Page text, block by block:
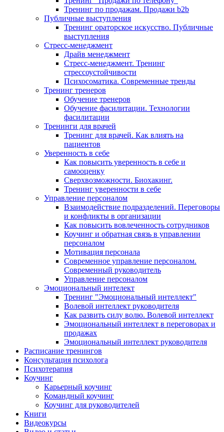
Тренинг по продажам. Продажи b2b
Публичные выступления
Тренинг ораторское искусство. Публичные
выступления
Стресс-менеджмент
Драйв менеджмент
Стресс-менеджмент. Тренинг
стрессоустойчивости
Психосоматика. Современные тренды
Тренинг тренеров
Обучение тренеров
Обучение фасилитации. Технологии
фасилитации
Тренинги для врачей
Тренинг для врачей. Как влиять на
пациентов
Уверенность в себе
Как повысить уверенность в себе и
самооценку
Сверхвозможности. Биохакинг.
Тренинг уверенности в себе
Управление персоналом
Взаимодействие подразделений. Переговоры
и конфликты в организации
Как повысить вовлеченность сотрудников
Коучинг и обратная связь в управлении
персоналом
Мотивация персонала
Современное управление персоналом.
Современный руководитель
Управление персоналом
Эмоциональный интелект
Тренинг "Эмоциональный интеллект"
Волевой интеллект руководителя
Как развить силу волю. Волевой интеллект
Эмоциональный интеллект в переговорах и
продажах
Эмоциональный интеллект руководителя
Расписание тренингов
Консультация психолога
Психотерапия
Коучинг
Карьерный коучинг
Командный коучинг
Коучинг для руководителей
Книги
Видеокурсы